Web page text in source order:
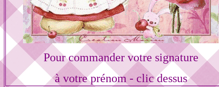
Pour commander votre signature
à votre prénom - clic dessus